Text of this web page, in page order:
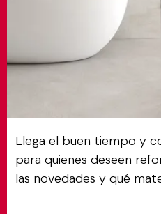
ÁREA RESERVADA
Llega el buen tiempo y
para quienes deseen
las novedades y qué